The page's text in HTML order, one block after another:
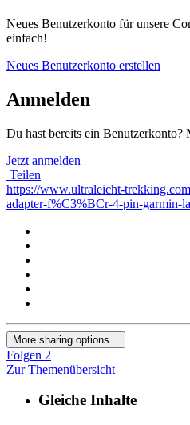
Neues Benutzerkonto für unsere
einfach!
Neues Benutzerkonto erstellen
Anmelden
Du hast bereits ein Benutzerkonto?
Jetzt anmelden
Teilen
https://www.ultraleicht-
adapter-f%C3%BCr-4-pin-garmin-
More sharing options...
Folgen 2
Zur Themenübersicht
Gleiche Inhalte